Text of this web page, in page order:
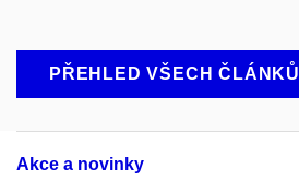
PŘEHLED VŠECH ČLÁNKŮ
Akce a novinky